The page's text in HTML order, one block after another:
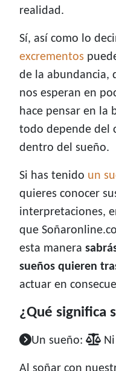
realidad.
Sí, así como lo
excrementos
de la abundancia,
nos esperan en
hace pensar en la
todo depende del
dentro del sueño.
Si has tenido un
quieres conocer
interpretaciones,
que
esta manera
sueños quieren
actuar en
¿Qué significa
Un sueño: